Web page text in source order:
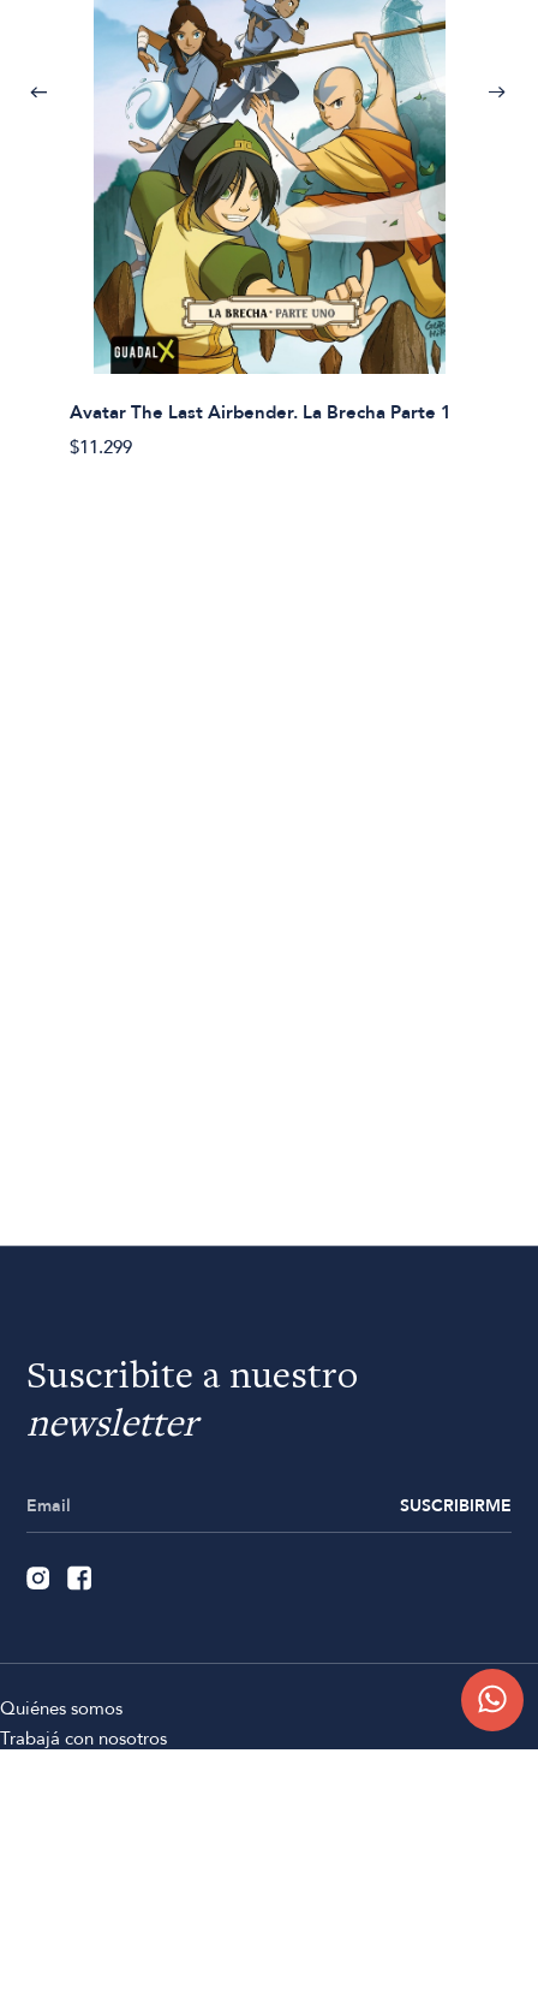
Avatar The Last Airbender. La Brecha Parte 1
$11.299
Suscribite a nuestro
newsletter
SUSCRIBIRME
Quiénes somos
Trabajá con nosotros